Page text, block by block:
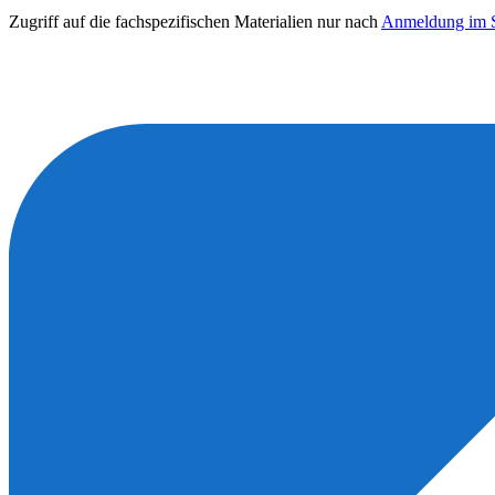
Zugriff auf die fachspezifischen Materialien nur nach Anmeldung im